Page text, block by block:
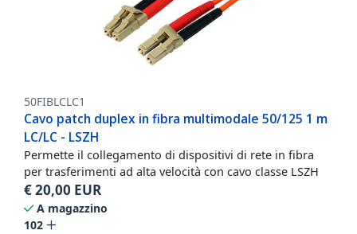
50FIBLCLC1
Cavo patch duplex in fibra multimodale 50/125 1 m
LC/LC - LSZH
Permette il collegamento di dispositivi di rete in fibra
per trasferimenti ad alta velocità con cavo classe LSZH
€20,00 EUR
A magazzino
102